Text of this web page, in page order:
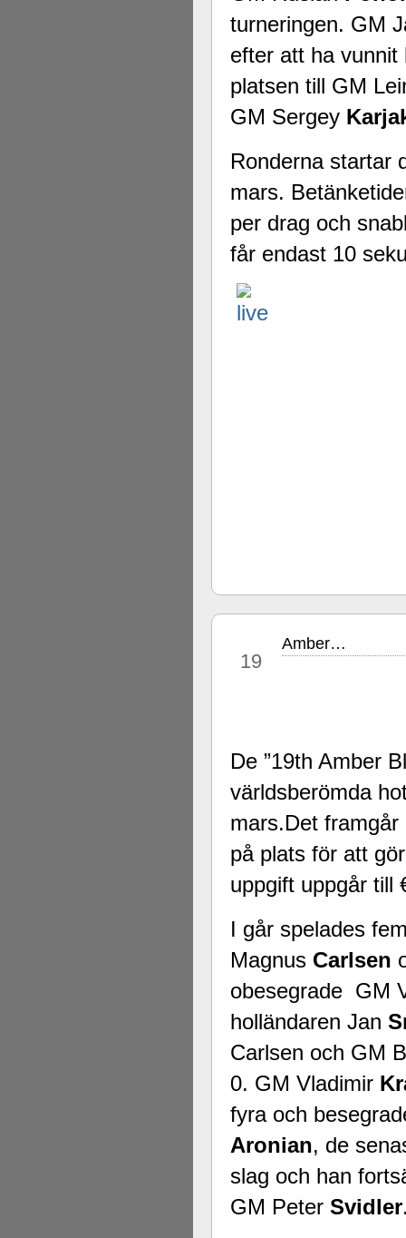
turneringen. GM
efter att ha vunnit
platsen till GM
GM Sergey
Ronderna startar
mars.
per drag och
får endast 10
19
Amber…
De ”19th Amber
världsberömda
mars.Det
på plats för att
uppgift uppgår till
I går spelades
Magnus Carlsen
obesegrade GM
holländaren Jan
Carlsen och GM
0. GM Vladimir
fyra och
Aronian, de
slag och han
GM Peter Svidler